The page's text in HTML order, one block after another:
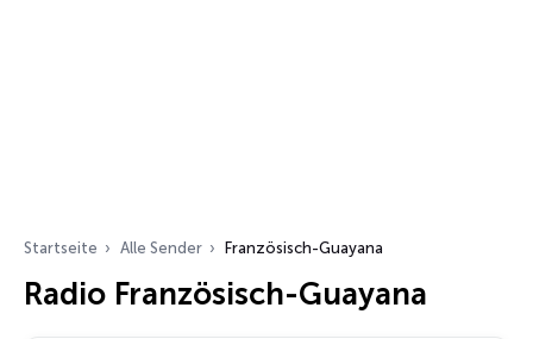
Startseite Alle Sender Französisch-Guayana
Radio Französisch-Guayana